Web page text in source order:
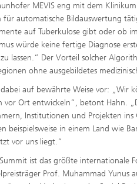
MEVIS eng mit dem
automatische Bildauswertung
auf Tuberkulose gibt oder ob
würde keine fertige Diagnose
lassen.“ Der Vorteil solcher
ohne ausgebildetes
dabei auf bewährte Weise vor:
Ort entwickeln“, betont Hahn.
Institutionen und Projekten
beispielsweise in einem Land wie
vor uns liegt.“
ist das größte internationale
Prof. Muhammad